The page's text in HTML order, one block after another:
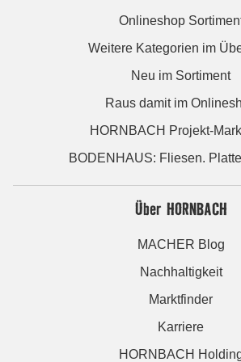
Onlineshop
Weitere Kategorien im
Neu im Sortiment
Raus damit im
HORNBACH Projekt-
BODENHAUS: Fliesen.
Über HORNBACH
MACHER Blog
Nachhaltigkeit
Marktfinder
Karriere
HORNBACH